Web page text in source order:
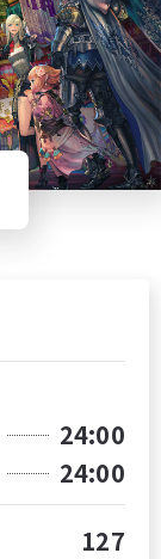
24:00
24:00
127